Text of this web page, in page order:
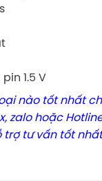
1.5 V
nào tốt nhất
zalo hoặc
trợ tư vấn tốt